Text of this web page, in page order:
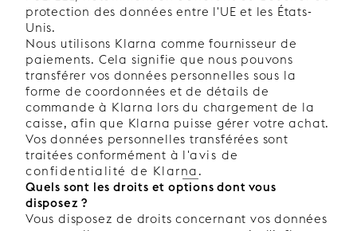
protection des données entre l'UE et les États-
Unis.
Nous utilisons Klarna comme fournisseur de
paiements. Cela signifie que nous pouvons
transférer vos données personnelles sous la
forme de coordonnées et de détails de
commande à Klarna lors du chargement de la
caisse, afin que Klarna puisse gérer votre achat.
Vos données personnelles transférées sont
traitées conformément à l'avis de
confidentialité de Klarna .
Quels sont les droits et options dont vous
disposez ?
Vous disposez de droits concernant vos données